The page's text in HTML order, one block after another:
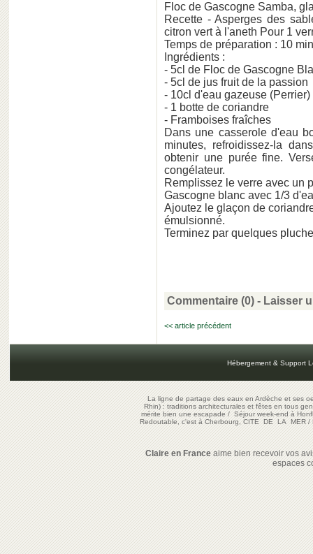
Floc de Gascogne Samba,
Recette - Asperges des
citron vert à l'aneth Pour 1
Temps de préparation : 10
Ingrédients :
- 5cl de Floc de Gascogne
- 5cl de jus fruit de la passion
- 10cl d'eau gazeuse (Perrier)
- 1 botte de coriandre
- Framboises fraîches
Dans une casserole d'eau
minutes, refroidissez-la
obtenir une purée fine.
congélateur.
Remplissez le verre avec un
Gascogne blanc avec 1/3
Ajoutez le glaçon de
émulsionné.
Terminez par quelques
Commentaire (0) - Laisser
<< article précédent
Hébergement & Support
La ligne de partage des eaux en Ardèche et ses
Rhin) : traditions architecturales et fêtes en tous
mérite bien une escapade/Séjour week-end à
Redoutable, c'est à Cherbourg, CITE DE LA MER/
Claire en Franceaime bien recevoir vos
espaces